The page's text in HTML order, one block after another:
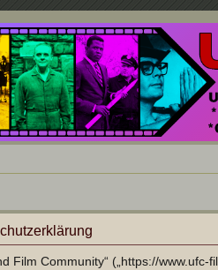
Filmforum und ein Paradies für Cineasten und
Film Community“ („https://